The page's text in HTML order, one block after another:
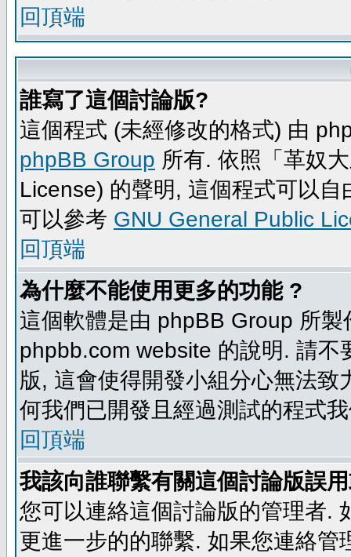
回頂端
誰寫了這個討論版?
這個程式 (未經修改的格式) 由
phpBB Group 所有. 依照「革奴
License) 的聲明, 這個程式可以
可以參考 GNU General Public
回頂端
為什麼不能使用更多的功能 ?
這個軟體是由 phpBB Group 所
phpbb.com website 的說明. 請
版, 這會使得開發小組分心無法
何我們已開發且經過測試的程式
回頂端
我該向誰聯繫有關這個討論版誤
您可以連絡這個討論版的管理者.
更進一步的的聯繫. 如果您連絡